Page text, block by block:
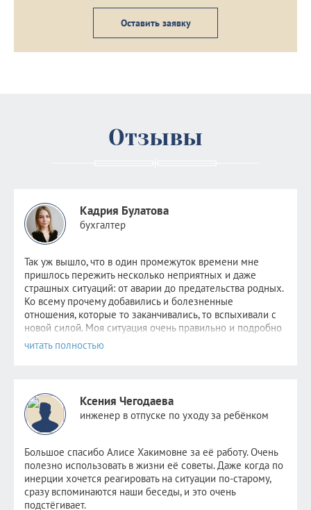
Оставить заявку
Отзывы
Кадрия Булатова
бухгалтер
Так уж вышло, что в один промежуток времени мне
пришлось пережить несколько неприятных и даже
страшных ситуаций: от аварии до предательства родных.
Ко всему прочему добавились и болезненные
отношения, которые то заканчивались, то вспыхивали с
новой силой. Моя ситуация очень правильно и подробно
была описаназдесь
силах, обратилась к Алисе.
После консультаций в голове отложились рекомендации
психолога, старалась следовать всем советам, но сердцу
не прикажешь: по-прежнему было очень больно видеть
новые отношения прежде любимого человека. Но потом
я и сама не заметила как стала снова видеть других
парней. Как открыла ранее заблокированные страницы.
Как мне стало не совсем безразлично, но значительно
легче. Как мне снова стало нравиться держать кого-то
Ксения Чегодаева
инженер в отпуске по уходу за ребёнком
Большое спасибо Алисе Хакимовне за её работу. Очень
полезно использовать в жизни её советы. Даже когда по
инерции хочется реагировать на ситуации по-старому,
сразу вспоминаются наши беседы, и это очень
подстёгивает.